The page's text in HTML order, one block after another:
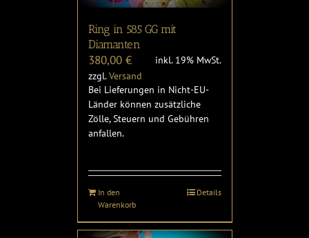
Ring in 585 GG mit
Diamanten
380,00 €
inkl. 19% MwSt.
zzgl.Versand
Bei Lieferungen in Nicht-EU-
Länder können zusätzliche
Zölle, Steuern und Gebühren
anfallen.
In den
Warenkorb
Details